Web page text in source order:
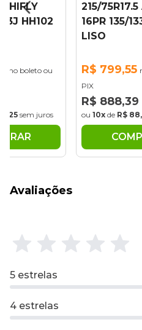
HIFLY
HH102
no boleto ou
sem juros
215/
16PR 135/
LISO
R$ 799,55
PIX
R$ 888,39
ou 10x de R$
Avaliações
5 estrelas
4 estrelas